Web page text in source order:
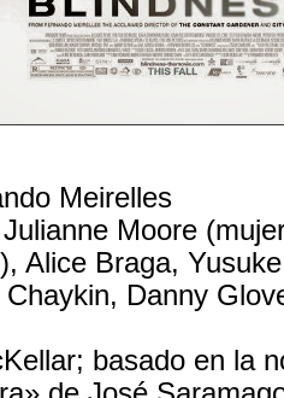
Meirelles
Moore
Alice Braga,
Danny
basado en la